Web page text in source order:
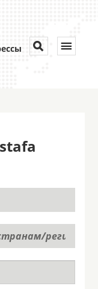
Toggle

